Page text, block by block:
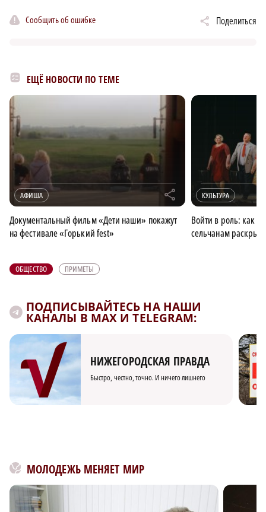
Сообщить об ошибке Поделиться
ЕЩЁ НОВОСТИ ПО ТЕМЕ
АФИША r
Документальный фильм «Дети наши» покажут
на фестивале «Горький fest»
КУЛЬТУРА
Войти в роль: как
сельчанам
ОБЩЕСТВО ПРИМЕТЫ
ПОДПИСЫВАЙТЕСЬ НА НАШИ
КАНАЛЫ В MAX И TELEGRAM:
НИЖЕГОРОДСКАЯ ПРАВДА
Быстро, честно, точно. И ничего лишнего
МОЛОДЕЖЬ МЕНЯЕТ МИР